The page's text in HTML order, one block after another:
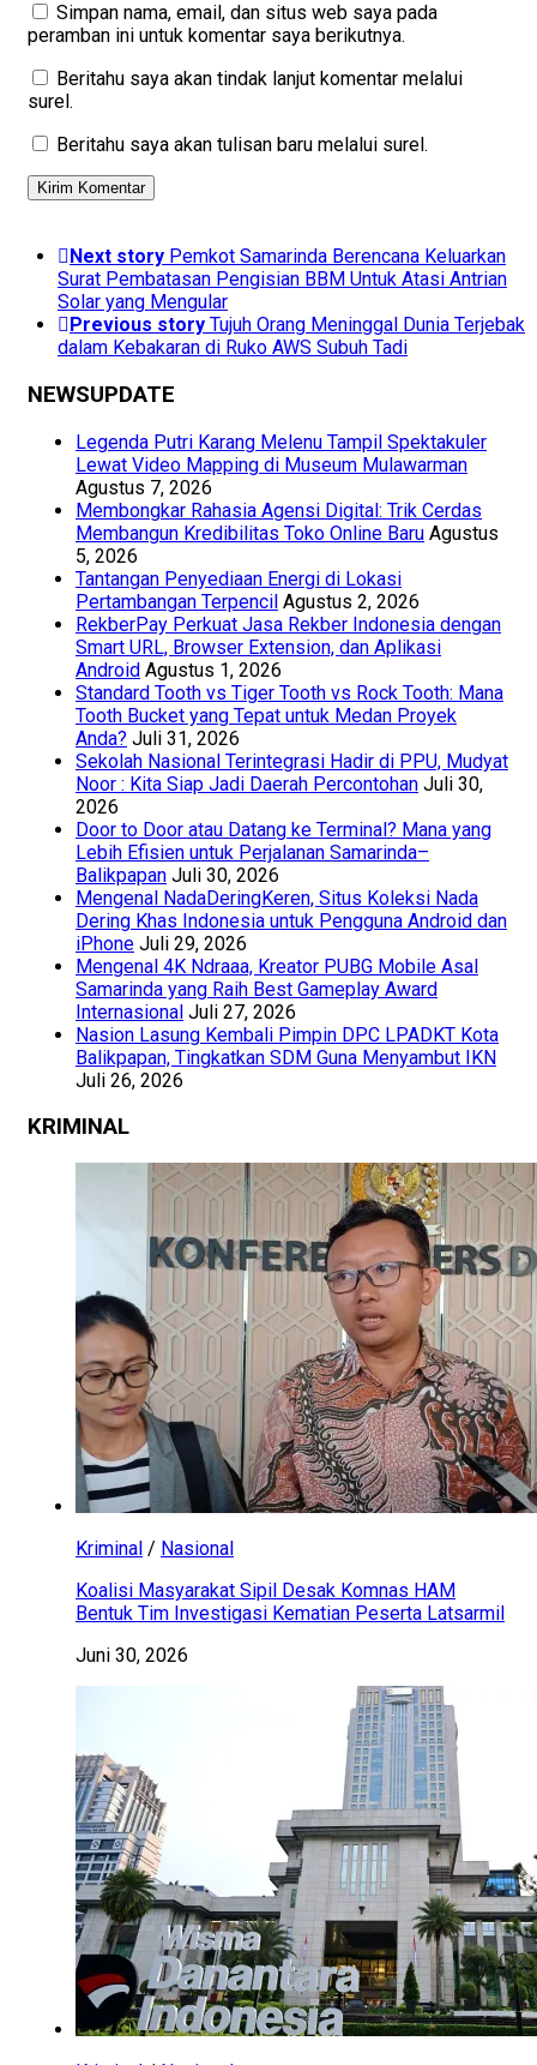
Simpan nama, email, dan situs web saya pada
peramban ini untuk komentar saya berikutnya.
Beritahu saya akan tindak lanjut komentar melalui
surel.
Beritahu saya akan tulisan baru melalui surel.
Next story Pemkot Samarinda Berencana Keluarkan
Surat Pembatasan Pengisian BBM Untuk Atasi Antrian
Solar yang Mengular
Previous story Tujuh Orang Meninggal Dunia Terjebak
dalam Kebakaran di Ruko AWS Subuh Tadi
NEWSUPDATE
Legenda Putri Karang Melenu Tampil Spektakuler
Lewat Video Mapping di Museum Mulawarman
Agustus 7, 2026
Membongkar Rahasia Agensi Digital: Trik Cerdas
Membangun Kredibilitas Toko Online Baru Agustus
5, 2026
Tantangan Penyediaan Energi di Lokasi
Pertambangan Terpencil Agustus 2, 2026
RekberPay Perkuat Jasa Rekber Indonesia dengan
Smart URL, Browser Extension, dan Aplikasi
Android Agustus 1, 2026
Standard Tooth vs Tiger Tooth vs Rock Tooth: Mana
Tooth Bucket yang Tepat untuk Medan Proyek
Anda? Juli 31, 2026
Sekolah Nasional Terintegrasi Hadir di PPU, Mudyat
Noor : Kita Siap Jadi Daerah Percontohan Juli 30,
2026
Door to Door atau Datang ke Terminal? Mana yang
Lebih Efisien untuk Perjalanan Samarinda–
Balikpapan Juli 30, 2026
Mengenal NadaDeringKeren, Situs Koleksi Nada
Dering Khas Indonesia untuk Pengguna Android dan
iPhone Juli 29, 2026
Mengenal 4K Ndraaa, Kreator PUBG Mobile Asal
Samarinda yang Raih Best Gameplay Award
Internasional Juli 27, 2026
Nasion Lasung Kembali Pimpin DPC LPADKT Kota
Balikpapan, Tingkatkan SDM Guna Menyambut IKN
Juli 26, 2026
KRIMINAL
Kriminal / Nasional
Koalisi Masyarakat Sipil Desak Komnas HAM
Bentuk Tim Investigasi Kematian Peserta Latsarmil
Juni 30, 2026